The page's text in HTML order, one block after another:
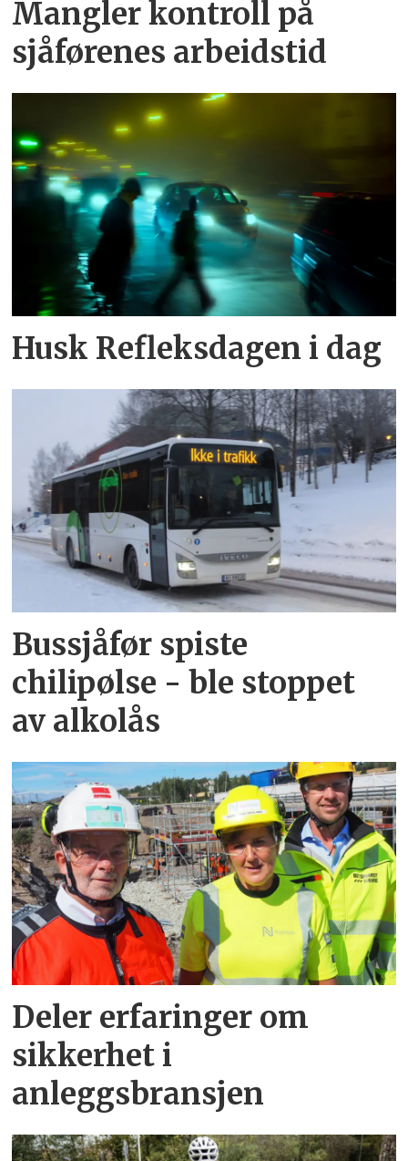
Mangler kontroll på
sjåførenes arbeidstid
Husk Refleksdagen i dag
Bussjåfør spiste
chilipølse - ble stoppet
av alkolås
Deler erfaringer om
sikkerhet i
anleggsbransjen